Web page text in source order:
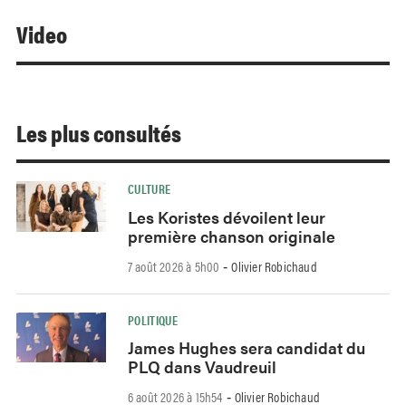
Video
Les plus consultés
CULTURE
Les Koristes dévoilent leur
première chanson originale
7 août 2026 à 5h00 -Olivier Robichaud
POLITIQUE
James Hughes sera candidat du
PLQ dans Vaudreuil
6 août 2026 à 15h54 - Olivier Robichaud